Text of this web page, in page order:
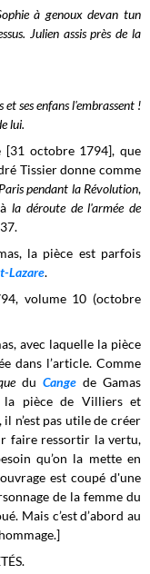
à genoux devan tun
Julien assis près de la
ses enfans l'embrassent !
lui.
octobre 1794], que
Tissier donne comme
pendant la Révolution,
la déroute de l'armée de
la pièce est parfois
Lazare.
volume 10 (octobre
avec laquelle la pièce
dans l’article. Comme
du Cange de Gamas
la pièce de Villiers et
n’est pas utile de créer
faire ressortir la vertu,
qu’on la mette en
est coupé d'une
de la femme du
Mais c’est d’abord au